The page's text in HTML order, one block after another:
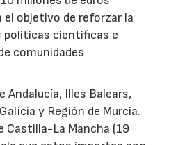
el objetivo de reforzar la
políticas científicas e
comunidades
Illes Balears,
y Región de Murcia.
Castilla-La Mancha (19